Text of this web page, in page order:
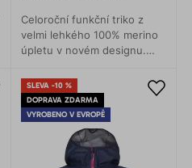
Celoroční funkční triko z
velmi lehkého 100% merino
úpletu v novém designu.
SLEVA -10 %
DOPRAVA ZDARMA
VYROBENO V EVROPĚ